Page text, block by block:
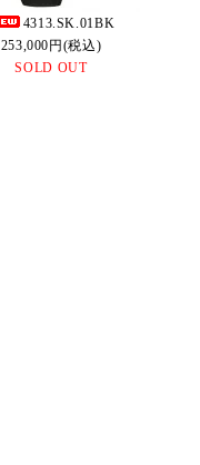
4313.SK.01BK
253,000円(税込)
SOLD OUT